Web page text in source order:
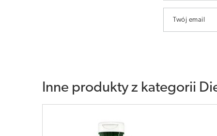
Twój email
Inne produkty z kategorii